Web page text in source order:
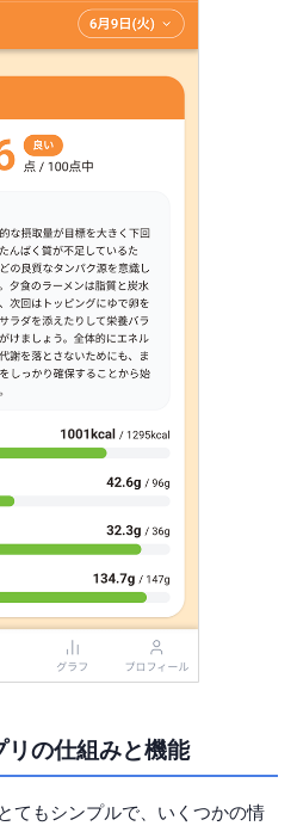
の仕組みと機能
てもシンプルで、いくつかの情